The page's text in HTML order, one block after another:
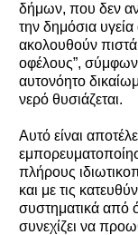
δήμων, που δεν
την δημόσια
ακολουθούν
οφέλους”,
αυτονόητο
νερό θυσιάζεται.
Αυτό είναι
πλήρους
και με τις
συστηματικά από
συνεχίζει να